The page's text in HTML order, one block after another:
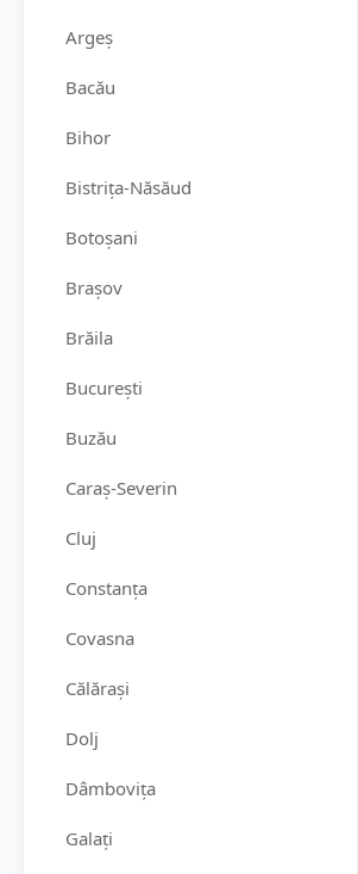
Argeș
Bacău
Bihor
Bistrița-Năsăud
Botoșani
Brașov
Brăila
București
Buzău
Caraș-Severin
Cluj
Constanța
Covasna
Călărași
Dolj
Dâmbovița
Galați